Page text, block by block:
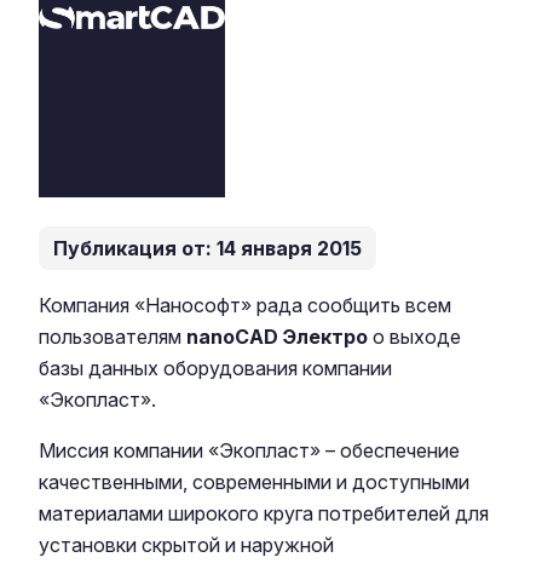
Публикация от: 14 января 2015
Компания «Нанософт» рада сообщить всем
пользователям nanoCAD Электро о выходе
базы данных оборудования компании
«Экопласт».
Миссия компании «Экопласт» – обеспечение
качественными, современными и доступными
материалами широкого круга потребителей для
установки скрытой и наружной